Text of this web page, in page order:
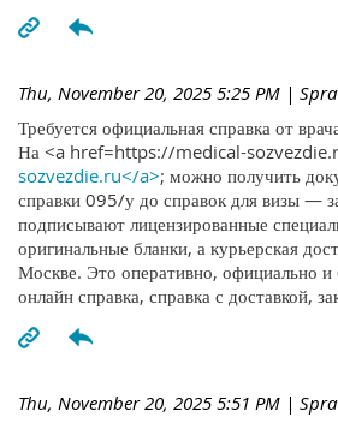
Thu, November 20, 2025 5:25 PM |
Требуется официальная справка от
На <a href=https://medical-
sozvezdie.ru</a>; можно получить
справки 095/у до справок для визы —
подписывают лицензированные
оригинальные бланки, а курьерская
Москве. Это оперативно, официально
онлайн справка, справка с доставкой,
Thu, November 20, 2025 5:51 PM |